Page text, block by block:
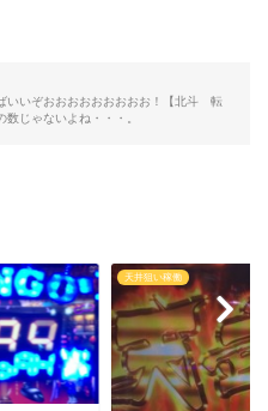
いいぞおおおおおおおおお！【北斗 転
じゃないよね・・・。
天井狙い稼働